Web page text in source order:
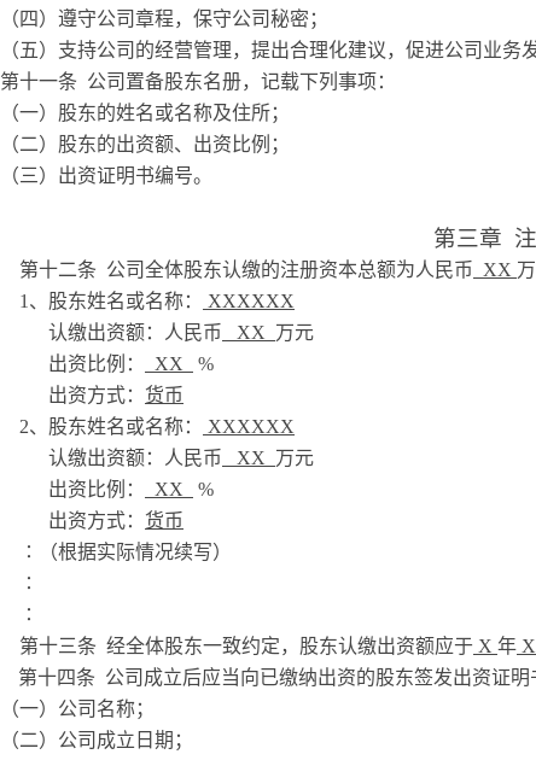
（四）遵守公司章程，保守公司秘密；
（五）支持公司的经营管理，提出合理化建议，促进公司业务发
第十一条 公司置备股东名册，记载下列事项：
（一）股东的姓名或名称及住所；
（二）股东的出资额、出资比例；
（三）出资证明书编号。
第三章
第十二条 公司全体股东认缴的注册资本总额为人民币 XX
1 、股东姓名或名称：
XXXXXX
认缴出资额：人民币
XX 万元
出资比例：
XX
%
出资方式： 货币
2、股东姓名或名称：
XXXXXX
认缴出资额：人民币
XX 万元
出资比例：
XX
%
出资方式： 货币
∶（根据实际情况续写）
∶
∶
第十三条 经全体股东一致约定，股东认缴出资额应于 X 年 X
第十四条 公司成立后应当向已缴纳出资的股东签发出资证明
（一）公司名称；
（二）公司成立日期；